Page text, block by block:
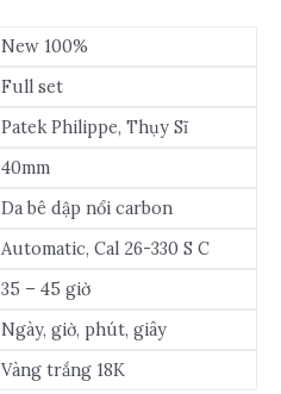
New 100%
Full set
Patek Philippe, Thụy Sĩ
40mm
Da bê dập nổi carbon
Automatic, Cal 26-330 S C
35 – 45 giờ
Ngày, giờ, phút, giây
Vàng trắng 18K